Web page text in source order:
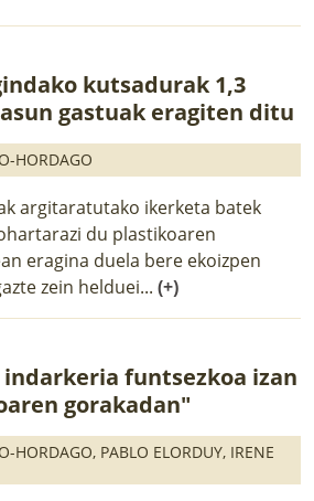
kutsadurak 1,3
gastuak eragiten ditu
HORDAGO
argitaratutako ikerketa batek
du plastikoaren
eragina duela bere ekoizpen
zein helduei... (+)
funtsezkoa izan
gorakadan"
HORDAGO, PABLO ELORDUY, IRENE